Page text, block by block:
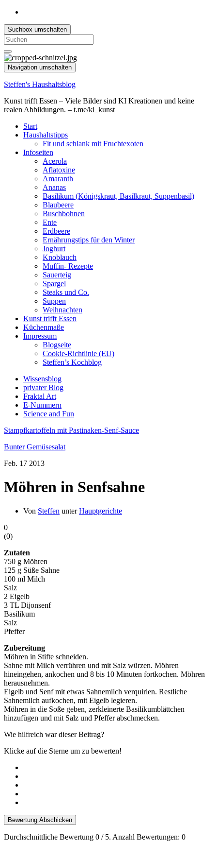
Suchbox umschalten
Search
for:
Navigation umschalten
Steffen's Haushaltsblog
Kunst trifft Essen – Viele Bilder sind KI Kreationen und keine
realen Abbildungen. – t.me/ki_kunst
Start
Haushaltstipps
Fit und schlank mit Fruchtexoten
Infoseiten
Acerola
Aflatoxine
Amaranth
Ananas
Basilikum (Königskraut, Basilkraut, Suppenbasil)
Blaubeere
Buschbohnen
Ente
Erdbeere
Ernährungstips für den Winter
Joghurt
Knoblauch
Muffin- Rezepte
Sauerteig
Spargel
Steaks und Co.
Suppen
Weihnachten
Kunst trifft Essen
Küchenmaße
Impressum
Blogseite
Cookie-Richtlinie (EU)
Steffen’s Kochblog
Wissensblog
privater Blog
Fraktal Art
E-Nummern
Science and Fun
Stampfkartoffeln mit Pastinaken-Senf-Sauce
Bunter Gemüsesalat
Feb. 17 2013
Möhren in Senfsahne
Von Steffen unterHauptgerichte
0
(0)
Zutaten
750 g Möhren
125 g Süße Sahne
100 ml Milch
Salz
2 Eigelb
3 TL Dijonsenf
Basilikum
Salz
Pfeffer
Zubereitung
Möhren in Stifte schneiden.
Sahne mit Milch verrühren und mit Salz würzen. Möhren
hineingehen, ankochen und 8 bis 10 Minuten fortkochen. Möhren
herausnehmen.
Eigelb und Senf mit etwas Sahnemilch verquirlen. Restliche
Sahnemilch aufkochen, mit Eigelb legieren.
Möhren in die Soße geben, zerkleinerte Basilikumblättchen
hinzufügen und mit Salz und Pfeffer abschmecken.
Wie hilfreich war dieser Beitrag?
Klicke auf die Sterne um zu bewerten!
Bewertung Abschicken
Durchschnittliche Bewertung 0 / 5. Anzahl Bewertungen: 0